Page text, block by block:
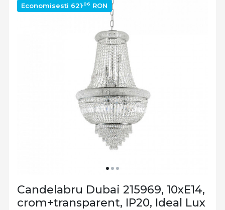
Economisesti 621,06 RON
Candelabru Dubai 215969, 10xE14,
crom+transparent, IP20, Ideal Lux